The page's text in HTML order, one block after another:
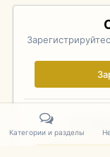
Уже
Категории и разделы